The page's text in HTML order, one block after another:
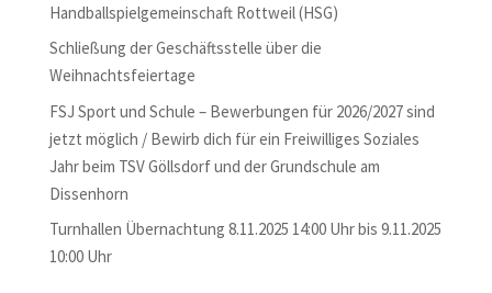
Handballspielgemeinschaft Rottweil (HSG)
Schließung der Geschäftsstelle über die
Weihnachtsfeiertage
FSJ Sport und Schule – Bewerbungen für 2026/2027 sind
jetzt möglich / Bewirb dich für ein Freiwilliges Soziales
Jahr beim TSV Göllsdorf und der Grundschule am
Dissenhorn
Turnhallen Übernachtung 8.11.2025 14:00 Uhr bis 9.11.2025
10:00 Uhr